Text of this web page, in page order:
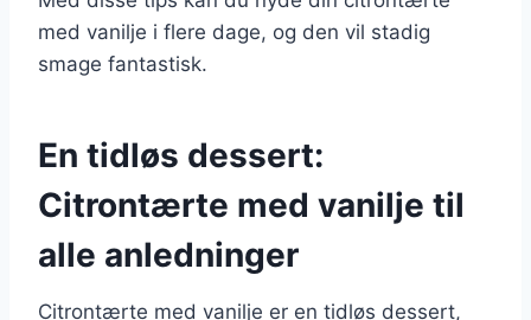
med vanilje i flere dage, og den vil stadig
smage fantastisk.
En tidløs dessert:
Citrontærte med vanilje til
alle anledninger
Citrontærte med vanilje er en tidløs dessert,